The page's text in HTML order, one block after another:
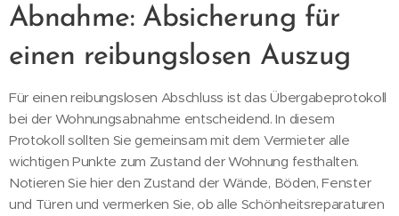
Abnahme: Absicherung für
einen reibungslosen Auszug
Für einen reibungslosen Abschluss ist das Übergabeprotokoll
bei der Wohnungsabnahme entscheidend. In diesem
Protokoll sollten Sie gemeinsam mit dem Vermieter alle
wichtigen Punkte zum Zustand der Wohnung festhalten.
Notieren Sie hier den Zustand der Wände, Böden, Fenster
und Türen und vermerken Sie, ob alle Schönheitsreparaturen